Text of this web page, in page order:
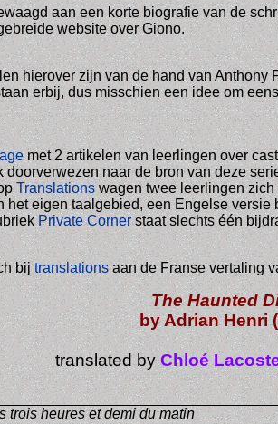
aan een korte biografie van de
website over Giono.
hierover zijn van de hand van
erbij, dus misschien een idee om
met 2 artikelen van leerlingen over
naar de bron van deze
Translations wagen twee leerlingen
eigen taalgebied, een Engelse
Private Cornerstaat slechts één
bijtranslationsaan de Franse vertaling
The Haunted
by Adrian Henri
translated byChloé
trois heures et demi du matin